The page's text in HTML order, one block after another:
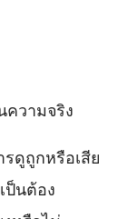
ความจริง
ดูถูกหรือเสีย
ป็นต้อง